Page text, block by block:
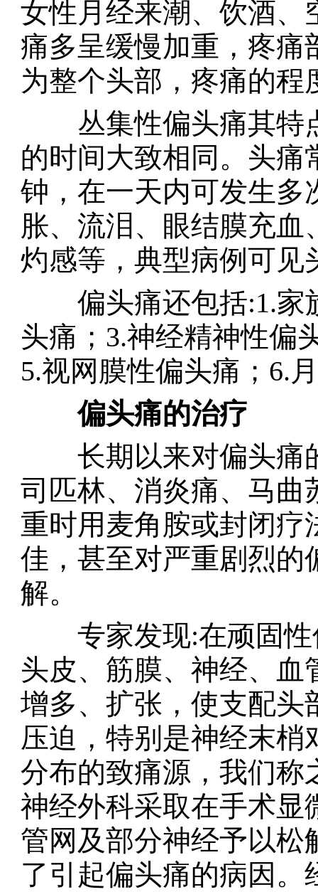
女性月经来潮、饮酒、
痛多呈缓慢加重，疼痛
为整个头部，疼痛的
丛集性偏头痛其特
的时间大致相同。头痛
钟，在一天内可发生多
胀、流泪、眼结膜充
灼感等，典型病例可见
偏头痛还包括:1.家
头痛；3.神经精神性偏
5.视网膜性偏头痛；6.
偏头痛的治疗
长期以来对偏头痛
司匹林、消炎痛、马曲
重时用麦角胺或封闭疗
佳，甚至对严重剧烈的
解。
专家发现:在顽固性
头皮、筋膜、神经、
增多、扩张，使支配头
压迫，特别是神经末
分布的致痛源，我们称
神经外科采取在手术显
管网及部分神经予以松
了引起偏头痛的病因。